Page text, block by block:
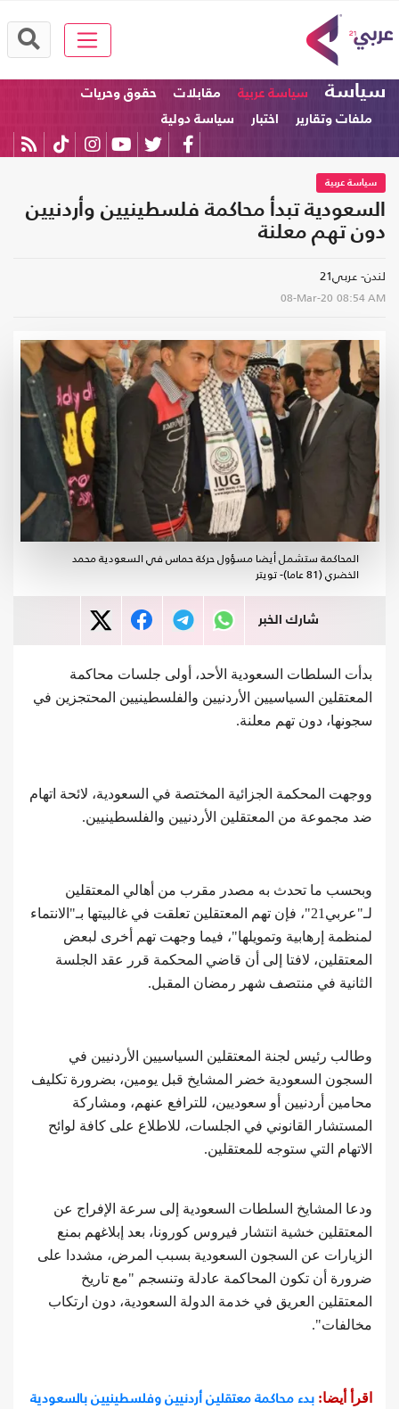
سياسة سياسة عربية مقابلات
حقوق وحريات
ملفات وتقارير
اختبار سياسة دولية
سياسة عربية
السعودية تبدأ محاكمة فلسطينيين وأردنيين
دون تهم معلنة
لندن- عربي21
08-Mar-20 08:54 AM
المحاكمة ستشمل أيضا مسؤول حركة حماس في السعودية محمد
الخضري (81 عاما)- تويتر
شارك الخبر
بدأت السلطات السعودية الأحد، أولى جلسات محاكمة
المعتقلين السياسيين الأردنيين والفلسطينيين المحتجزين في
سجونها، دون تهم معلنة.
ووجهت المحكمة الجزائية المختصة في السعودية، لائحة اتهام
ضد مجموعة من المعتقلين الأردنيين والفلسطينيين.
وبحسب ما تحدث به مصدر مقرب من أهالي المعتقلين
لـ"عربي21"، فإن تهم المعتقلين تعلقت في غالبيتها بـ"الانتماء
لمنظمة إرهابية وتمويلها"، فيما وجهت تهم أخرى لبعض
المعتقلين، لافتا إلى أن قاضي المحكمة قرر عقد الجلسة
الثانية في منتصف شهر رمضان المقبل.
وطالب رئيس لجنة المعتقلين السياسيين الأردنيين في
السجون السعودية خضر المشايخ قبل يومين، بضرورة تكليف
محامين أردنيين أو سعوديين، للترافع عنهم، ومشاركة
المستشار القانوني في الجلسات، للاطلاع على كافة لوائح
الاتهام التي ستوجه للمعتقلين.
ودعا المشايخ السلطات السعودية إلى سرعة الإفراج عن
المعتقلين خشية انتشار فيروس كورونا، بعد إبلاغهم بمنع
الزيارات عن السجون السعودية بسبب المرض، مشددا على
ضرورة أن تكون المحاكمة عادلة وتنسجم "مع تاريخ
المعتقلين العريق في خدمة الدولة السعودية، دون ارتكاب
مخالفات".
اقرأ أيضا: بدء محاكمة معتقلين أردنيين وفلسطينيين بالسعودية